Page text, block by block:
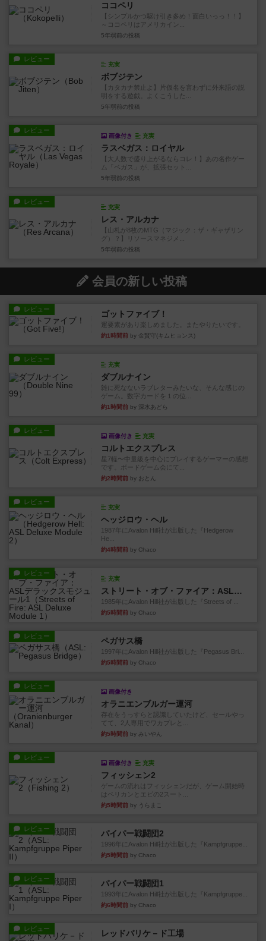
ココペリ
【シンプルかつ駆け引き多め！面白いっっ！！】
～ココペリはアメリカイン...
5年弱前 の投稿
レビュー
充実
ボブジテン
【カタカナ禁止よ】片仮名を言わずに外来語の説
明をする遊戯。よくこうした...
5年弱前 の投稿
レビュー
画像付き 充実
ラスベガス：ロイヤル
【大人数で盛り上がるならコレ！】あの名作ゲー
ム「ベガス」が、拡張セット...
5年弱前 の投稿
レビュー
充実
レス・アルカナ
【山札が8枚のMTG（マジック：ザ・ギャザリン
グ）？】リソースマネジメ...
5年弱前 の投稿
会員の新しい投稿
レビュー ゴットファイブ！
運要素があり楽しめました。またやりたいです。
約1時間前 by 金賢守(キムヒョンス)
レビュー
充実
ダブルナイン
雑に死なないラブレターみたいな、そんな感じの
ゲーム。数字カードを１の位...
約1時間前 by 深水あどら
レビュー
画像付き 充実
コルトエクスプレス
星7軽〜中量級を中心にプレイするゲーマーの感想
です。ボードゲーム会にて...
約2時間前 by おとん
レビュー
充実
ヘッジロウ・ヘル
1987年にAvalon Hill社が出版した『Hedgerow
He...
約4時間前 by Chaco
レビュー
充実
ストリート・オブ・ファイア：ASLデラックスモジュール1
1985年にAvalon Hill社が出版した『Streets of ...
約5時間前 by Chaco
レビュー ペガサス橋
1997年にAvalon Hill社が出版した『Pegasus Bri...
約5時間前 by Chaco
レビュー
画像付き
オラニエンブルガー運河
存在をうっすらと認識していたけど、セールやっ
てて、2人専用でワカプレと...
約5時間前 by みいやん
レビュー
画像付き 充実
フィッシェン2
ゲームの流れはフィッシェンだが、ゲーム開始時
はペリカンとエビの2スート...
約5時間前 by うらまこ
レビュー パイパー戦闘団2
1996年にAvalon Hill社が出版した『Kampfgruppe...
約5時間前 by Chaco
レビュー パイパー戦闘団1
1993年にAvalon Hill社が出版した『Kampfgruppe...
約6時間前 by Chaco
レビュー レッドバリケ－ド工場